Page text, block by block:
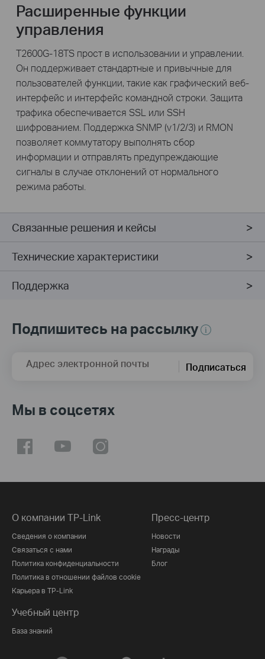
Расширенные функции
управления
T2600G-18TS прост в использовании и управлении.
Он поддерживает стандартные и привычные для
пользователей функции, такие как графический веб-
интерфейс и интерфейс командной строки. Защита
трафика обеспечивается SSL или SSH
шифрованием. Поддержка SNMP (v1/2/3) и RMON
позволяет коммутатору выполнять сбор
информации и отправлять предупреждающие
сигналы в случае отклонений от нормального
режима работы.
Связанные решения и кейсы
Технические характеристики
Поддержка
Подпишитесь на рассылку
Адрес электронной почты Подписаться
Мы в соцсетях
О компании TP-Link
Сведения о компании
Связаться с нами
Политика конфиденциальности
Политика в отношении файлов cookie
Карьера в TP-Link
Пресс-центр
Новости
Награды
Блог
Учебный центр
База знаний